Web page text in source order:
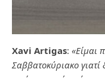
Xavi Artigas: «Είμαι
Σαββατοκύριακο γιατί